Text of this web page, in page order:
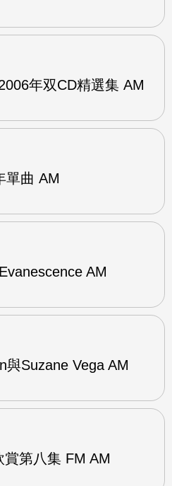
年双CD精選集 AM
單曲 AM
AM
與Suzane Vega AM
第八集 FM AM